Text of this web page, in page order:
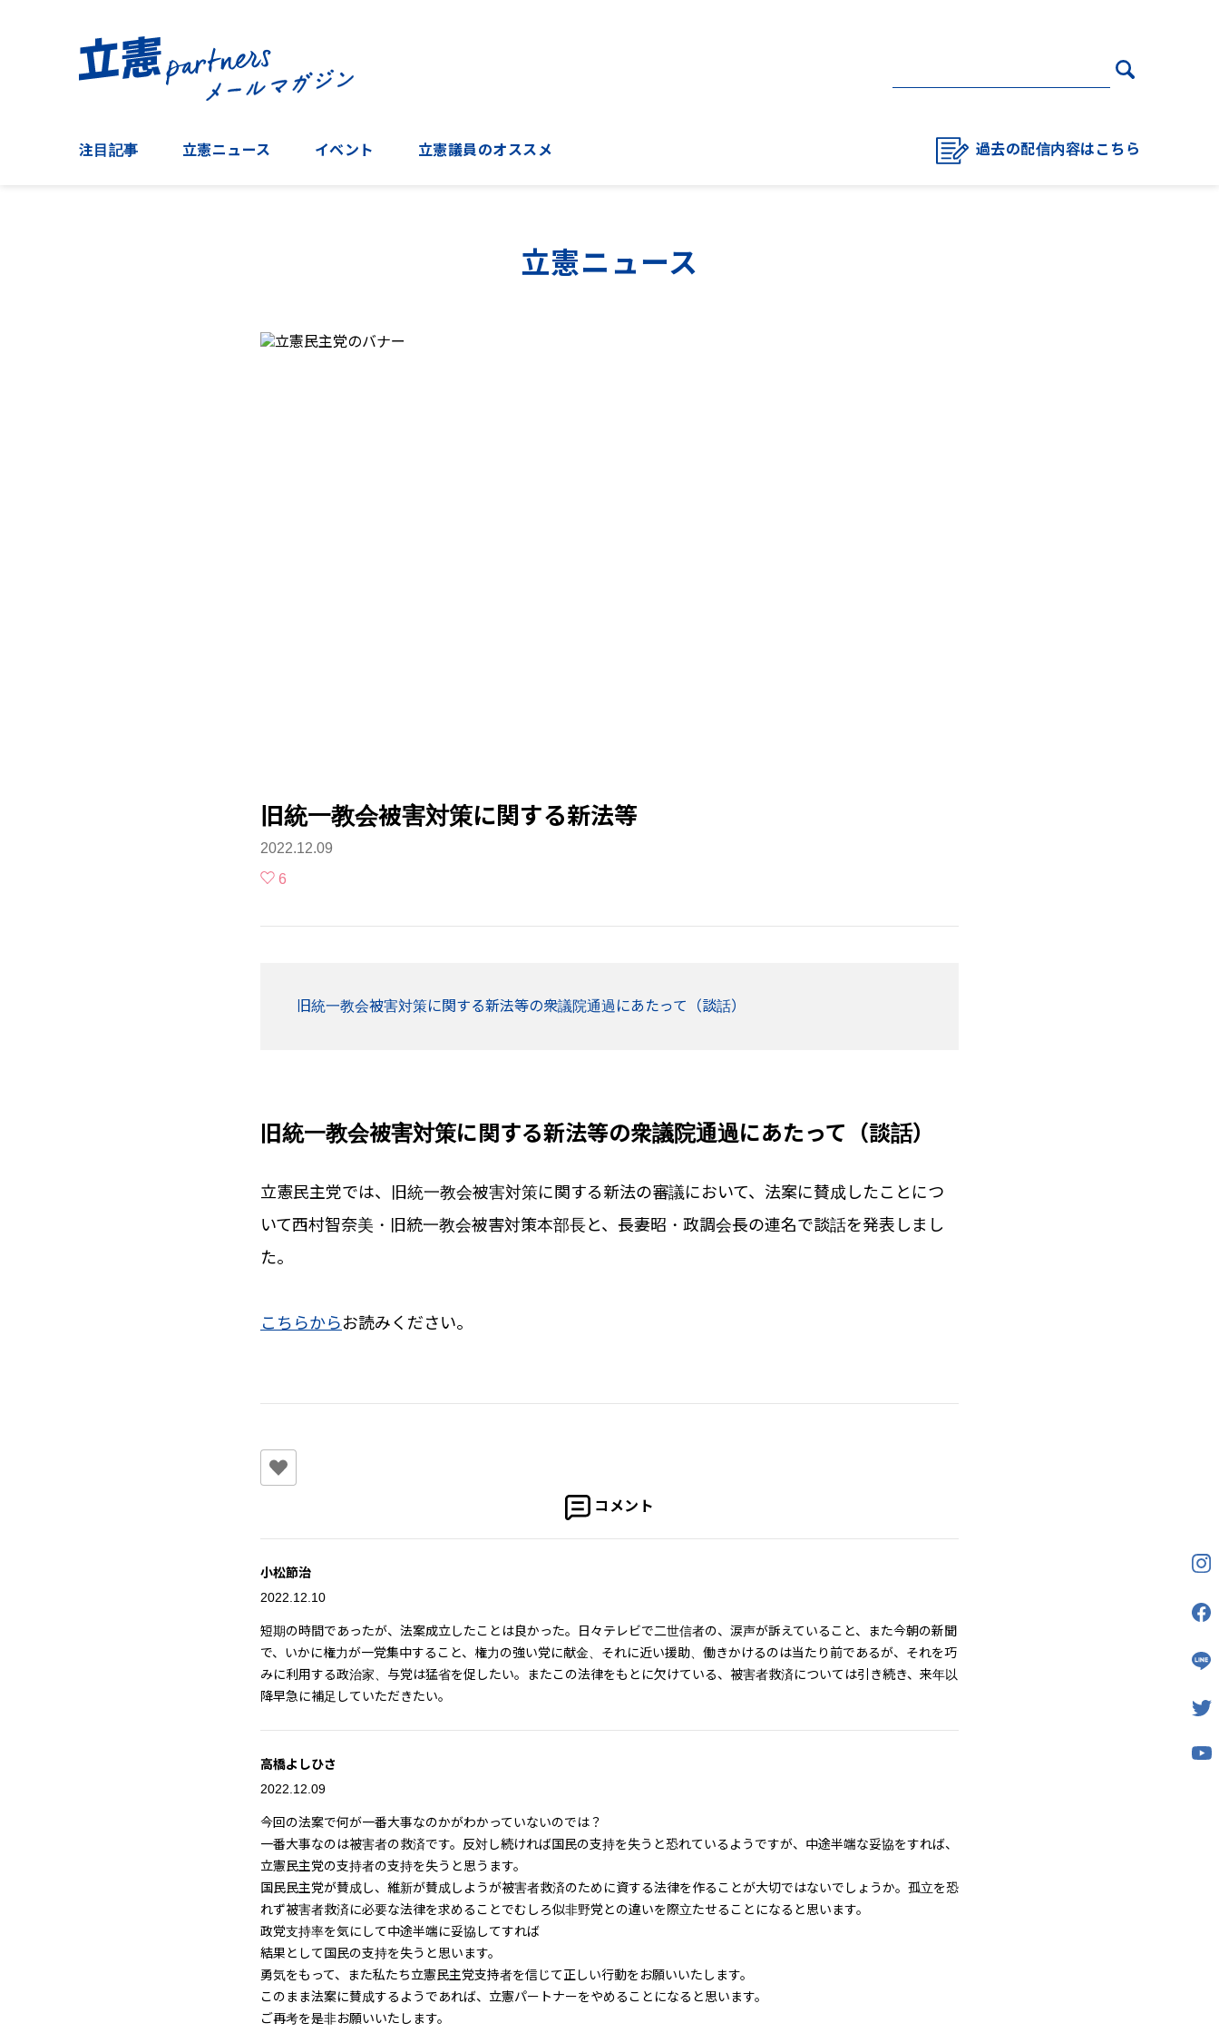
注目記事 立憲ニュース イベント 立憲議員のオススメ 過去の配信内容はこちら
立憲ニュース
旧統一教会被害対策に関する新法等
2022.12.09
6
旧統一教会被害対策に関する新法等の衆議院通過にあたって（談話）
旧統一教会被害対策に関する新法等の衆議院通過にあたって（談話）
立憲民主党では、旧統一教会被害対策に関する新法の審議において、法案に賛成したことにつ
いて西村智奈美・旧統一教会被害対策本部長と、長妻昭・政調会長の連名で談話を発表しまし
た。
こちらから お読みください。
コメント
小松節治
2022.12.10
短期の時間であったが、法案成立したことは良かった。日々テレビで二世信者の、涙声が訴えていること、また今朝の新聞
で、いかに権力が一党集中すること、権力の強い党に献金、それに近い援助、働きかけるのは当たり前であるが、それを巧
みに利用する政治家、与党は猛省を促したい。またこの法律をもとに欠けている、被害者救済については引き続き、来年以
降早急に補足していただきたい。
高橋よしひさ
2022.12.09
今回の法案で何が一番大事なのかがわかっていないのでは？
一番大事なのは被害者の救済です。反対し続ければ国民の支持を失うと恐れているようですが、中途半端な妥協をすれば、
立憲民主党の支持者の支持を失うと思うます。
国民民主党が賛成し、維新が賛成しようが被害者救済のために資する法律を作ることが大切ではないでしょうか。孤立を恐
れず被害者救済に必要な法律を求めることでむしろ似非野党との違いを際立たせることになると思います。
政党支持率を気にして中途半端に妥協してすれば
結果として国民の支持を失うと思います。
勇気をもって、また私たち立憲民主党支持者を信じて正しい行動をお願いいたします。
このまま法案に賛成するようであれば、立憲パートナーをやめることになると思います。
ご再考を是非お願いいたします。